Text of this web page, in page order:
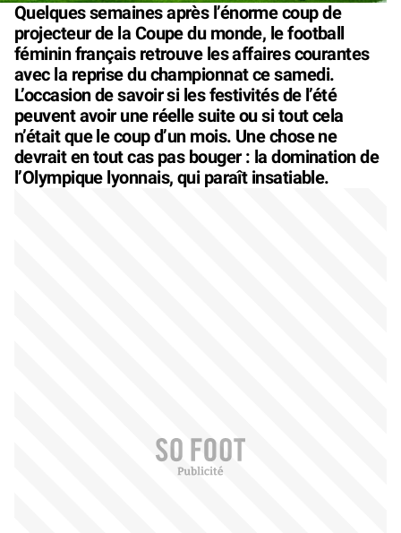
Quelques semaines après l’énorme coup de
projecteur de la Coupe du monde, le football
féminin français retrouve les affaires courantes
avec la reprise du championnat ce samedi.
L’occasion de savoir si les festivités de l’été
peuvent avoir une réelle suite ou si tout cela
n’était que le coup d’un mois. Une chose ne
devrait en tout cas pas bouger : la domination de
l’Olympique lyonnais, qui paraît insatiable.